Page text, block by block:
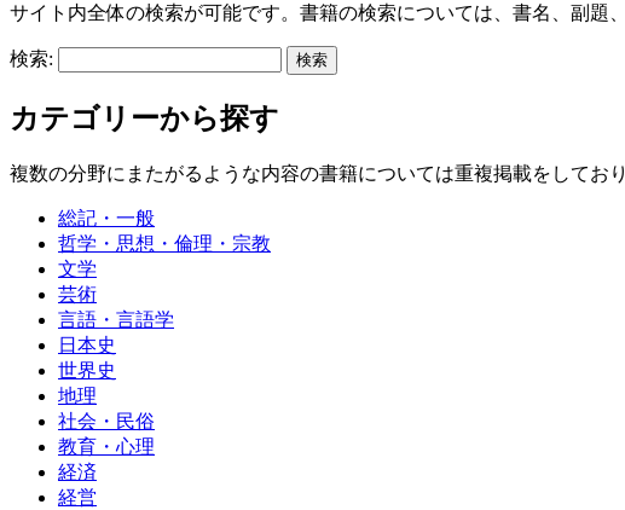
サイト内全体の検索が可能です。書籍の検索については、書名、副題
検索:
カテゴリーから探す
複数の分野にまたがるような内容の書籍については重複掲載をしており
総記・一般
哲学・思想・倫理・宗教
文学
芸術
言語・言語学
日本史
世界史
地理
社会・民俗
教育・心理
経済
経営